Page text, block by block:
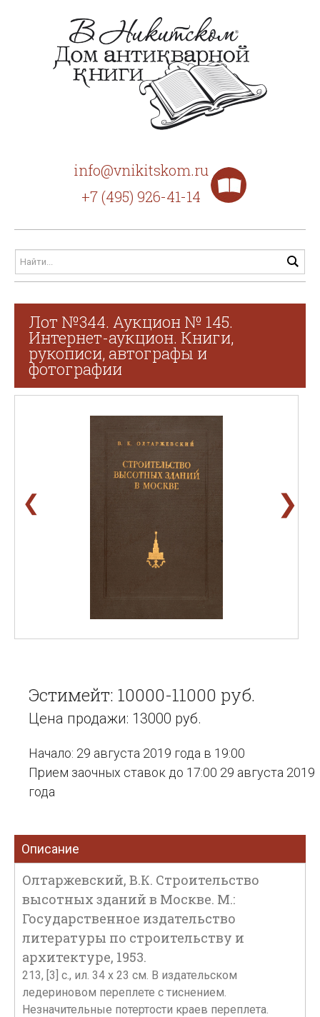
info@vnikitskom.ru
+7 (495) 926-41-14
Лот №344. Аукцион № 145.
Интернет-аукцион. Книги,
рукописи, автографы и
фотографии
❮ ❯
Эстимейт: 10000-11000 руб.
Цена продажи: 13000 руб.
Начало: 29 августа 2019 года в 19:00
Прием заочных ставок до 17:00 29 августа 2019
года
Описание
Олтаржевский, В.К. Строительство
высотных зданий в Москве. М.:
Государственное издательство
литературы по строительству и
архитектуре, 1953.
213, [3] с., ил. 34 х 23 см. В издательском
ледериновом переплете с тиснением.
Незначительные потертости краев переплета.